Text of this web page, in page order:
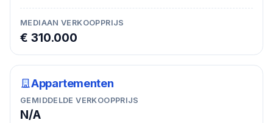
MEDIAAN VERKOOPPRIJS
€ 310.000
Appartementen
GEMIDDELDE VERKOOPPRIJS
N/A